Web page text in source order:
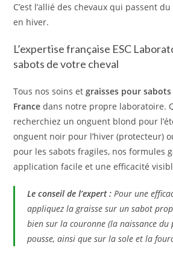
C’est l’allié des chevaux qui passent
en hiver.
L’expertise française ESC
sabots de votre cheval
Tous nos soins etgraisses pour sabots
France dans notre propre laboratoire.
recherchiez un onguent blond pour
onguent noir pour l’hiver (protecteur)
pour les sabots fragiles, nos formules
application facile et une efficacité
Le conseil de l’expert : Pour une
appliquez la graisse sur un sabot
bien sur la couronne (la naissance
pousse, ainsi que sur la sole et la